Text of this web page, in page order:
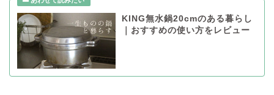
KING無水鍋20cmのある暮らし
｜おすすめの使い方をレビュー